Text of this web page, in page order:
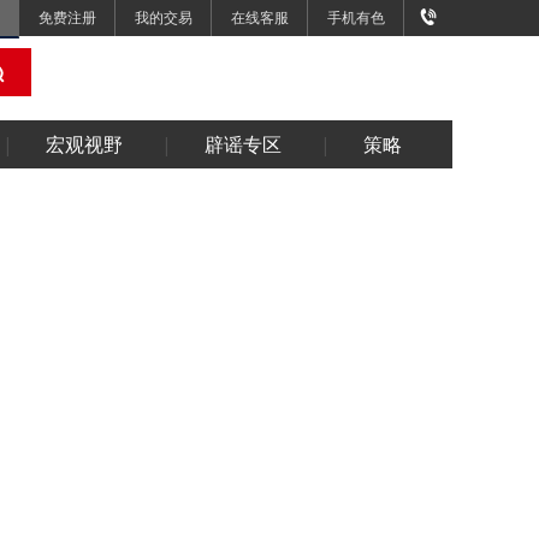
免费注册 我的交易 在线客服 手机有色
宏观视野 辟谣专区 策略